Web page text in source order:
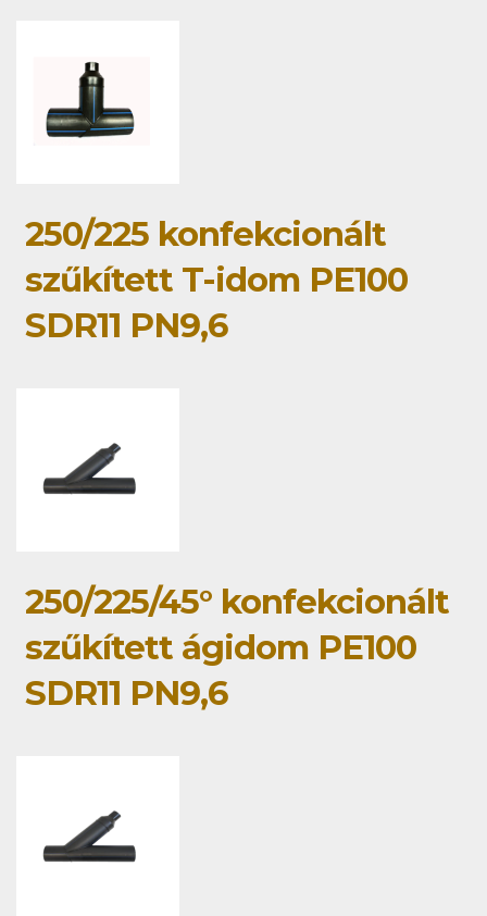
250/225 konfekcionált
szűkített T-idom PE100
SDR11 PN9,6
250/225/45° konfekcionált
szűkített ágidom PE100
SDR11 PN9,6